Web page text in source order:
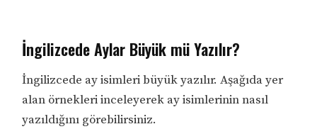
İngilizcede Aylar Büyük mü Yazılır?
İngilizcede ay isimleri büyük yazılır. Aşağıda yer
alan örnekleri inceleyerek ay isimlerinin nasıl
yazıldığını görebilirsiniz.